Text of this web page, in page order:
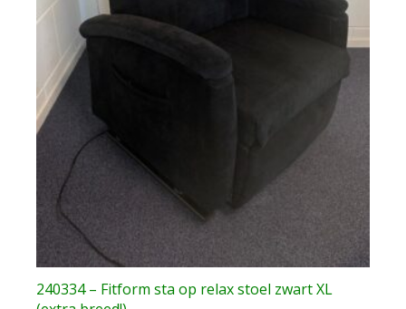
240334 – Fitform sta op relax stoel zwart XL